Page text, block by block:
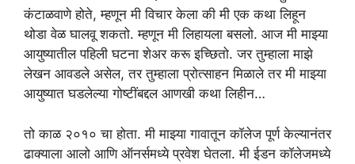
कंटाळवाणे होते, म्हणून मी विचार केला की मी एक कथा लिहून
थोडा वेळ घालवू शकतो. म्हणून मी लिहायला बसलो. आज मी माझ्या
आयुष्यातील पहिली घटना शेअर करू इच्छितो. जर तुम्हाला माझे
लेखन आवडले असेल, तर तुम्हाला प्रोत्साहन मिळाले तर मी माझ्या
आयुष्यात घडलेल्या गोष्टींबद्दल आणखी कथा लिहीन…
तो काळ २०१० चा होता. मी माझ्या गावातून कॉलेज पूर्ण केल्यानंतर
ढाक्याला आलो आणि ऑनर्समध्ये प्रवेश घेतला. मी ईडन कॉलेजमध्ये